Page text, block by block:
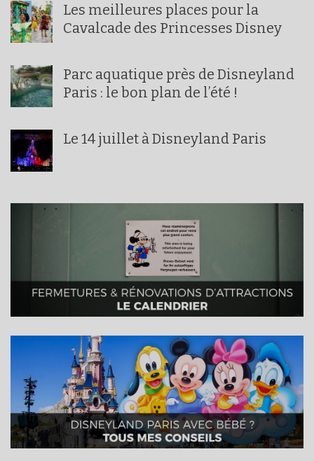
Les meilleures places pour la
Cavalcade des Princesses Disney
Parc aquatique près de Disneyland
Paris : le bon plan de l’été !
Le 14 juillet à Disneyland Paris